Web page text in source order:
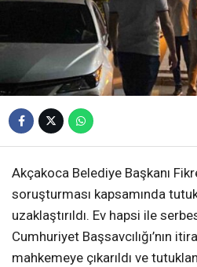
Akçakoca Belediye Başkanı
soruşturması kapsamında
uzaklaştırıldı. Ev hapsi ile
Cumhuriyet Başsavcılığı’nın
mahkemeye çıkarıldı ve